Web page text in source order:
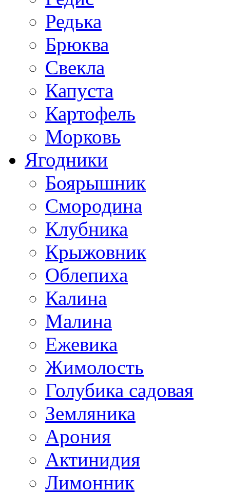
Редька
Брюква
Свекла
Капуста
Картофель
Морковь
Ягодники
Боярышник
Смородина
Клубника
Крыжовник
Облепиха
Калина
Малина
Ежевика
Жимолость
Голубика садовая
Земляника
Арония
Актинидия
Лимонник